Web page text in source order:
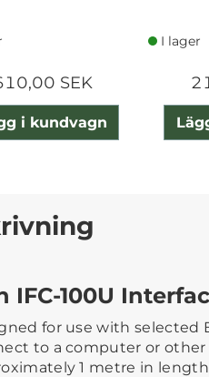
SEK
i kundvagn
I lager
IFC-100U
for use with selected
to a computer or other
1 metre in length